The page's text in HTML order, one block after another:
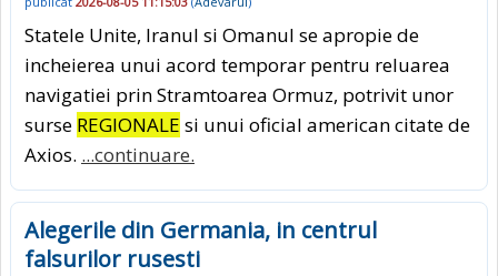
Statele Unite, Iranul si Omanul se apropie de
incheierea unui acord temporar pentru reluarea
navigatiei prin Stramtoarea Ormuz, potrivit unor
surse REGIONALE si unui oficial american citate de
Axios. ...continuare.
Alegerile din Germania, in centrul
falsurilor rusesti